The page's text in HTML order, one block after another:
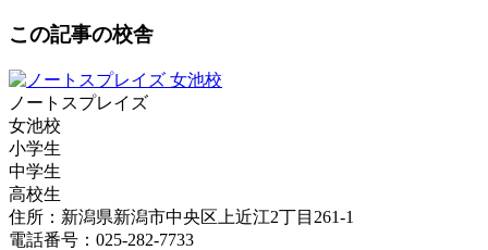
この記事の校舎
ノートスプレイズ
女池校
小学生
中学生
高校生
住所：新潟県新潟市中央区上近江2丁目261-1
電話番号：025-282-7733